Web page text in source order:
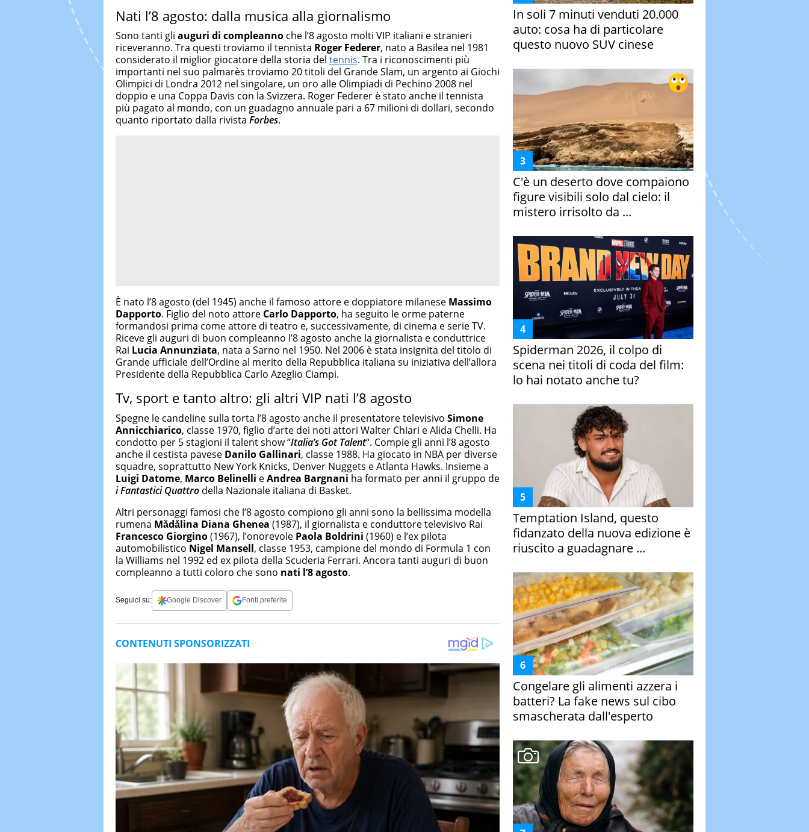
Nati l’8 agosto: dalla musica alla giornalismo
Sono tanti gli auguri di compleanno che l’8 agosto molti VIP italiani e stranieri
riceveranno. Tra questi troviamo il tennista Roger Federer, nato a Basilea nel 1981
considerato il miglior giocatore della storia del tennis. Tra i riconoscimenti più
importanti nel suo palmarès troviamo 20 titoli del Grande Slam, un argento ai Giochi
Olimpici di Londra 2012 nel singolare, un oro alle Olimpiadi di Pechino 2008 nel
doppio e una Coppa Davis con la Svizzera. Roger Federer è stato anche il tennista
più pagato al mondo, con un guadagno annuale pari a 67 milioni di dollari, secondo
quanto riportato dalla rivista Forbes.
È nato l’8 agosto (del 1945) anche il famoso attore e doppiatore milanese Massimo
Dapporto. Figlio del noto attore Carlo Dapporto, ha seguito le orme paterne
formandosi prima come attore di teatro e, successivamente, di cinema e serie TV.
Riceve gli auguri di buon compleanno l’8 agosto anche la giornalista e conduttrice
Rai Lucia Annunziata, nata a Sarno nel 1950. Nel 2006 è stata insignita del titolo di
Grande ufficiale dell’Ordine al merito della Repubblica italiana su iniziativa dell’allora
Presidente della Repubblica Carlo Azeglio Ciampi.
Tv, sport e tanto altro: gli altri VIP nati l’8 agosto
Spegne le candeline sulla torta l’8 agosto anche il presentatore televisivo Simone
Annicchiarico, classe 1970, figlio d’arte dei noti attori Walter Chiari e Alida Chelli. Ha
condotto per 5 stagioni il talent show “Italia’s Got Talent“. Compie gli anni l’8 agosto
anche il cestista pavese Danilo Gallinari, classe 1988. Ha giocato in NBA per diverse
squadre, soprattutto New York Knicks, Denver Nuggets e Atlanta Hawks. Insieme a
Luigi Datome, Marco Belinelli eAndrea Bargnani ha formato per anni il gruppo de
i Fantastici Quattro della Nazionale italiana di Basket.
Altri personaggi famosi che l’8 agosto compiono gli anni sono la bellissima modella
rumena Mădălina Diana Ghenea (1987), il giornalista e conduttore televisivo Rai
Francesco Giorgino(1967), l’onorevole Paola Boldrini (1960) e l’ex pilota
automobilistico Nigel Mansell, classe 1953, campione del mondo di Formula 1 con
la Williams nel 1992 ed ex pilota della Scuderia Ferrari. Ancora tanti auguri di buon
compleanno a tutti coloro che sono nati l’8 agosto.
Seguici su: Google Discover Fonti preferite
In soli 7 minuti venduti 20.000
auto: cosa ha di particolare
questo nuovo SUV cinese
C'è un deserto dove compaiono
figure visibili solo dal cielo: il
mistero irrisolto da ...
Spiderman 2026, il colpo di
scena nei titoli di coda del film:
lo hai notato anche tu?
Temptation Island, questo
fidanzato della nuova edizione è
riuscito a guadagnare ...
Congelare gli alimenti azzera i
batteri? La fake news sul cibo
smascherata dall'esperto